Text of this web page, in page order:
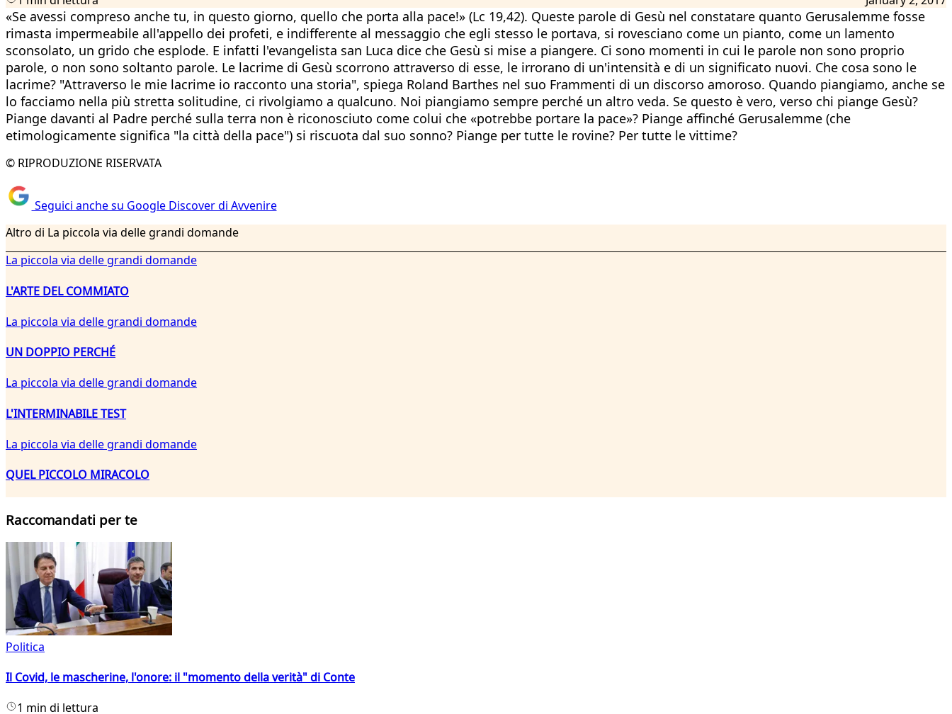
«Se avessi compreso anche tu, in questo giorno, quello che porta alla pace!» (Lc 19,42). Queste parole di Gesù nel constatare quanto Gerusalemme fosse
rimasta impermeabile all'appello dei profeti, e indifferente al messaggio che egli stesso le portava, si rovesciano come un pianto, come un lamento
sconsolato, un grido che esplode. E infatti l'evangelista san Luca dice che Gesù si mise a piangere. Ci sono momenti in cui le parole non sono proprio
parole, o non sono soltanto parole. Le lacrime di Gesù scorrono attraverso di esse, le irrorano di un'intensità e di un significato nuovi. Che cosa sono le
lacrime? "Attraverso le mie lacrime io racconto una storia", spiega Roland Barthes nel suo Frammenti di un discorso amoroso. Quando piangiamo, anche se
lo facciamo nella più stretta solitudine, ci rivolgiamo a qualcuno. Noi piangiamo sempre perché un altro veda. Se questo è vero, verso chi piange Gesù?
Piange davanti al Padre perché sulla terra non è riconosciuto come colui che «potrebbe portare la pace»? Piange affinché Gerusalemme (che
etimologicamente significa "la città della pace") si riscuota dal suo sonno? Piange per tutte le rovine? Per tutte le vittime?
© RIPRODUZIONE RISERVATA
Seguici anche su Google Discover di Avvenire
Altro di La piccola via delle grandi domande
La piccola via delle grandi domande
L'ARTE DEL COMMIATO
La piccola via delle grandi domande
UN DOPPIO PERCHÉ
La piccola via delle grandi domande
L'INTERMINABILE TEST
La piccola via delle grandi domande
QUEL PICCOLO MIRACOLO
Raccomandati per te
Politica
Il Covid, le mascherine, l'onore: il "momento della verità" di Conte
1 min di lettura